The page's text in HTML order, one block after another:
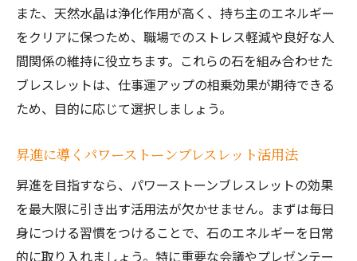
また、天然水晶は浄化作用が高く、持ち主のエネルギー
をクリアに保つため、職場でのストレス軽減や良好な人
間関係の維持に役立ちます。これらの石を組み合わせた
ブレスレットは、仕事運アップの相乗効果が期待できる
ため、目的に応じて選択しましょう。
昇進に導くパワーストーンブレスレット活用法
昇進を目指すなら、パワーストーンブレスレットの効果
を最大限に引き出す活用法が欠かせません。まずは毎日
身につける習慣をつけることで、石のエネルギーを日常
的に取り入れましょう。特に重要な会議やプレゼンテー